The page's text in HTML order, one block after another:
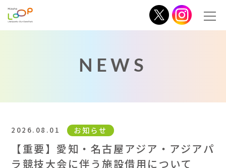
NEWS
2026.08.01 お知らせ
【重要】愛知・名古屋アジア・アジアパ
ラ競技大会に伴う施設借用について